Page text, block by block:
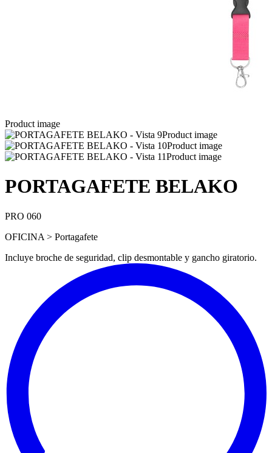
Product image
Product image
Product image
Product image
PORTAGAFETE BELAKO
PRO 060
OFICINA > Portagafete
Incluye broche de seguridad, clip desmontable y gancho giratorio.